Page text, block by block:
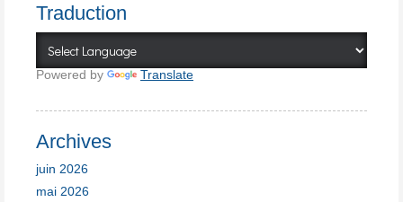
Traduction
Powered by Translate
Archives
juin 2026
mai 2026